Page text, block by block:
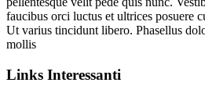
faucibus orci luctus et ultrices posuere
Ut varius tincidunt libero. Phasellus
mollis
Links Interessanti